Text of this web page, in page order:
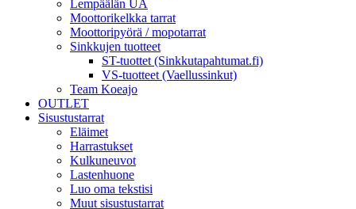
Lempäälän UA
Moottorikelkka tarrat
Moottoripyörä / mopotarrat
Sinkkujen tuotteet
ST-tuottet (Sinkkutapahtumat.fi)
VS-tuotteet (Vaellussinkut)
Team Koeajo
OUTLET
Sisustustarrat
Eläimet
Harrastukset
Kulkuneuvot
Lastenhuone
Luo oma tekstisi
Muut sisustustarrat